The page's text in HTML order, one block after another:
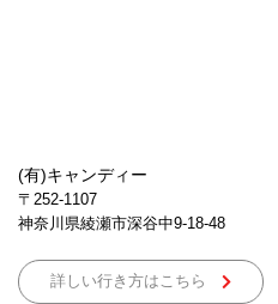
(有)キャンディー
〒252-1107
神奈川県綾瀬市深谷中9-18-48
詳しい行き方はこちら